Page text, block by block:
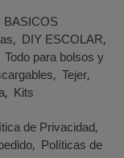
BASICOS
DIY ESCOLAR
Todo para bolsos y
Tejer
Kits
de Privacidad
Políticas de